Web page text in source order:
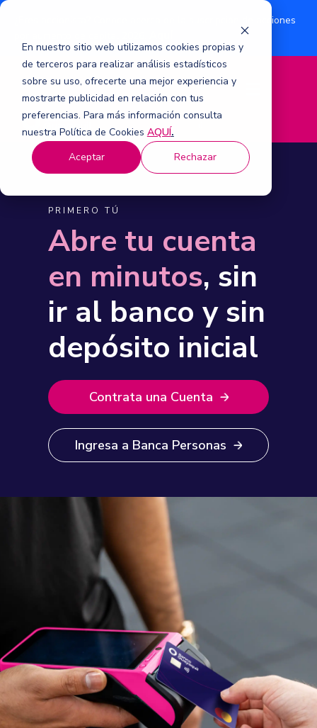
En nuestro sitio web utilizamos cookies propias y
de terceros para realizar análisis estadísticos
sobre su uso, ofrecerte una mejor experiencia y
mostrarte publicidad en relación con tus
preferencias. Para más información consulta
nuestra Política de Cookies AQUÍ.
Aceptar
Rechazar
¿Eres accionista? Conoce acerca de la suscripción de acciones
M
e
n
PRIMERO TÚ
Abre tu cuenta
en minutos, sin
ir al banco y sin
depósito inicial
Contrata una Cuenta
Ingresa a Banca Personas